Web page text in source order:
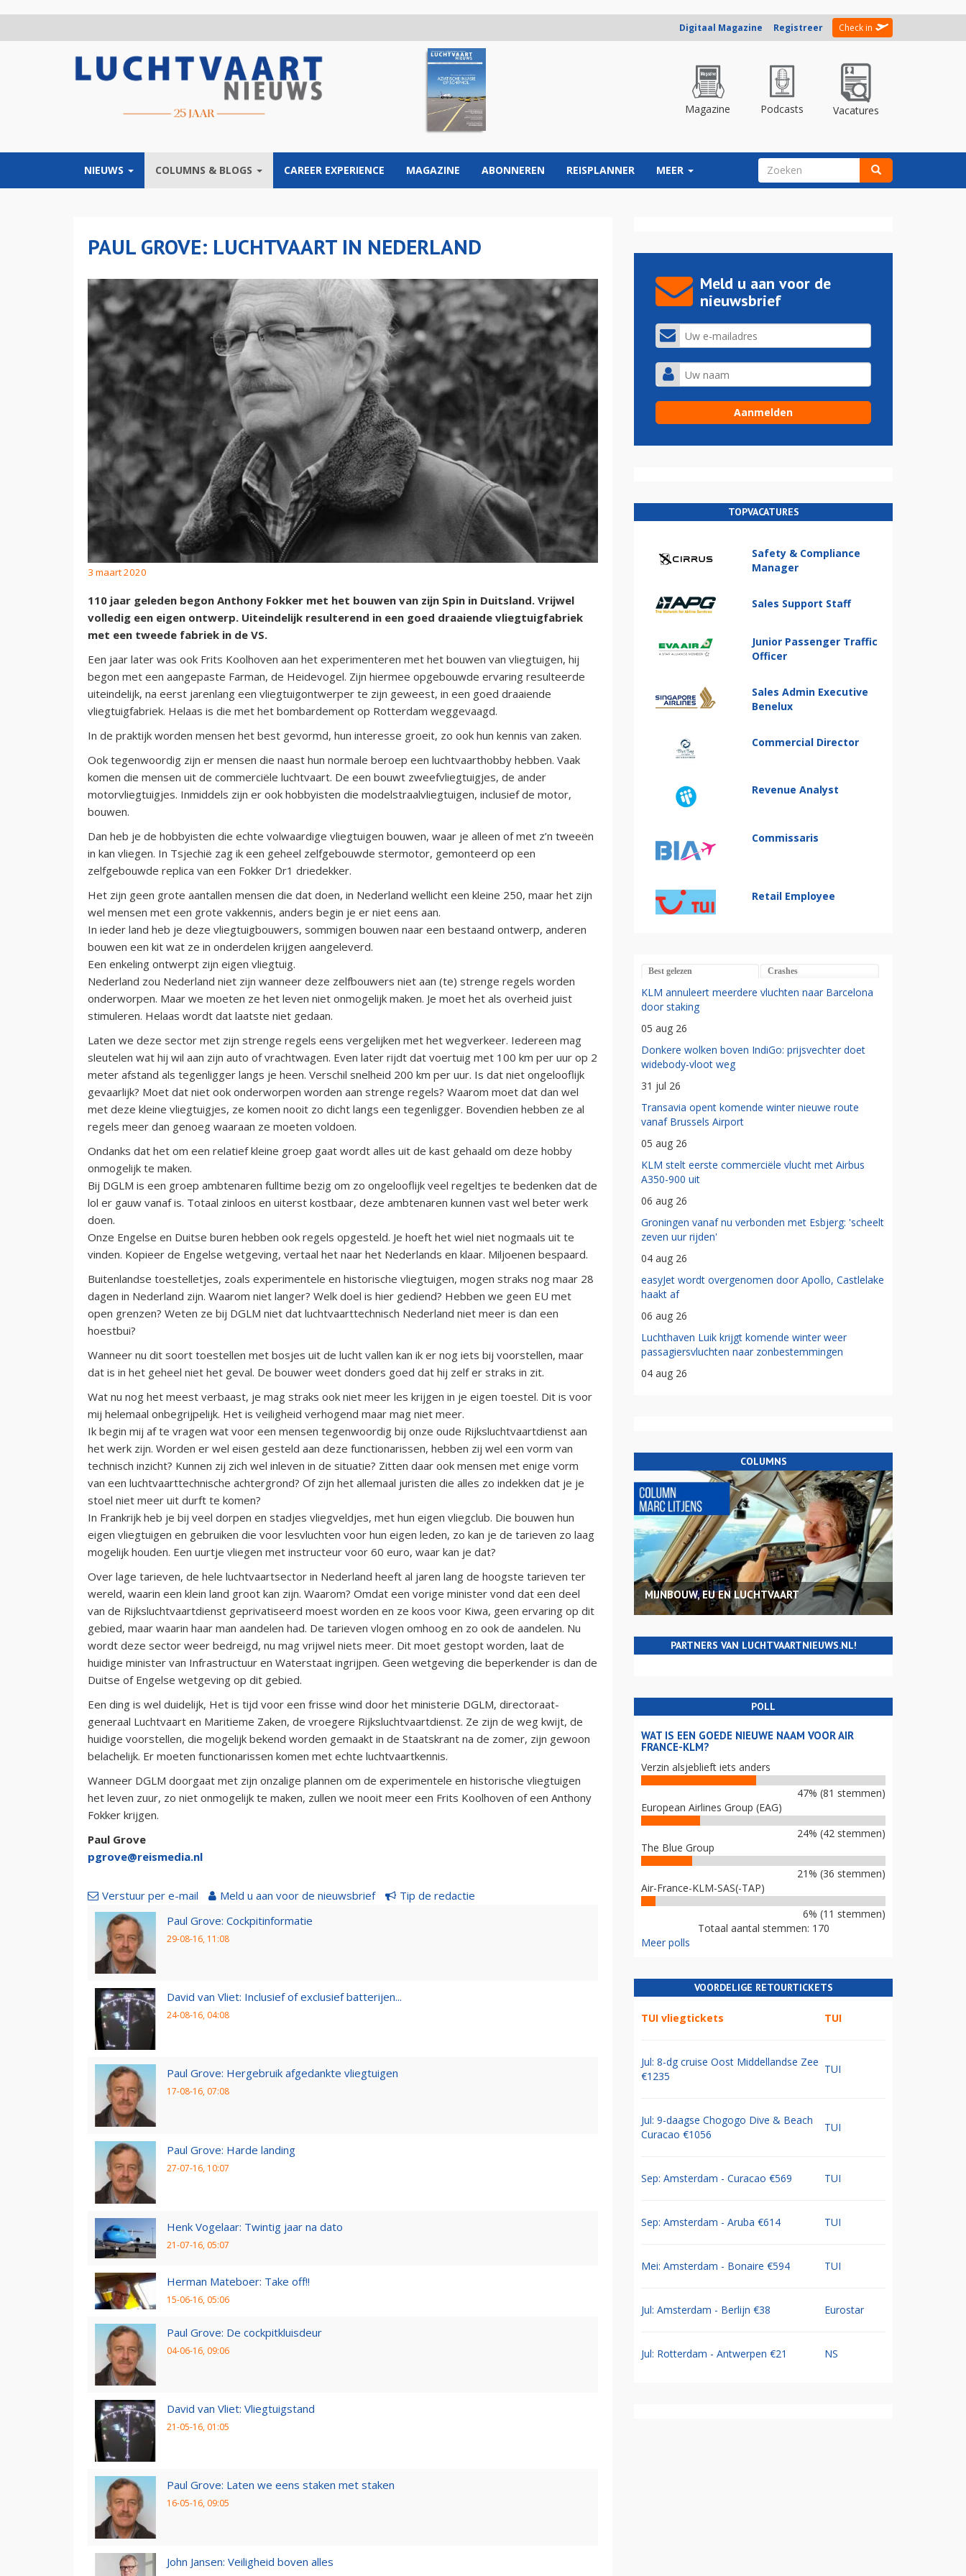
Digitaal Magazine Registreer Check in
Magazine Podcasts Vacatures
NIEUWS COLUMNS & BLOGS CAREER EXPERIENCE MAGAZINE ABONNEREN REISPLANNER MEER ZOEKVELD
PAUL GROVE: LUCHTVAART IN NEDERLAND
3 maart 2020
110 jaar geleden begon Anthony Fokker met het bouwen van zijn Spin in Duitsland. Vrijwel
volledig een eigen ontwerp. Uiteindelijk resulterend in een goed draaiende vliegtuigfabriek
met een tweede fabriek in de VS.
Een jaar later was ook Frits Koolhoven aan het experimenteren met het bouwen van vliegtuigen, hij
begon met een aangepaste Farman, de Heidevogel. Zijn hiermee opgebouwde ervaring resulteerde
uiteindelijk, na eerst jarenlang een vliegtuigontwerper te zijn geweest, in een goed draaiende
vliegtuigfabriek. Helaas is die met het bombardement op Rotterdam weggevaagd.
In de praktijk worden mensen het best gevormd, hun interesse groeit, zo ook hun kennis van zaken.
Ook tegenwoordig zijn er mensen die naast hun normale beroep een luchtvaarthobby hebben. Vaak
komen die mensen uit de commerciële luchtvaart. De een bouwt zweefvliegtuigjes, de ander
motorvliegtuigjes. Inmiddels zijn er ook hobbyisten die modelstraalvliegtuigen, inclusief de motor,
bouwen.
Dan heb je de hobbyisten die echte volwaardige vliegtuigen bouwen, waar je alleen of met z’n tweeën
in kan vliegen. In Tsjechië zag ik een geheel zelfgebouwde stermotor, gemonteerd op een
zelfgebouwde replica van een Fokker Dr1 driedekker.
Het zijn geen grote aantallen mensen die dat doen, in Nederland wellicht een kleine 250, maar het zijn
wel mensen met een grote vakkennis, anders begin je er niet eens aan.
In ieder land heb je deze vliegtuigbouwers, sommigen bouwen naar een bestaand ontwerp, anderen
bouwen een kit wat ze in onderdelen krijgen aangeleverd.
Een enkeling ontwerpt zijn eigen vliegtuig.
Nederland zou Nederland niet zijn wanneer deze zelfbouwers niet aan (te) strenge regels worden
onderworpen. Maar we moeten ze het leven niet onmogelijk maken. Je moet het als overheid juist
stimuleren. Helaas wordt dat laatste niet gedaan.
Laten we deze sector met zijn strenge regels eens vergelijken met het wegverkeer. Iedereen mag
sleutelen wat hij wil aan zijn auto of vrachtwagen. Even later rijdt dat voertuig met 100 km per uur op 2
meter afstand als tegenligger langs je heen. Verschil snelheid 200 km per uur. Is dat niet ongelooflijk
gevaarlijk? Moet dat niet ook onderworpen worden aan strenge regels? Waarom moet dat dan wel
met deze kleine vliegtuigjes, ze komen nooit zo dicht langs een tegenligger. Bovendien hebben ze al
regels meer dan genoeg waaraan ze moeten voldoen.
Ondanks dat het om een relatief kleine groep gaat wordt alles uit de kast gehaald om deze hobby
onmogelijk te maken.
Bij DGLM is een groep ambtenaren fulltime bezig om zo ongelooflijk veel regeltjes te bedenken dat de
lol er gauw vanaf is. Totaal zinloos en uiterst kostbaar, deze ambtenaren kunnen vast wel beter werk
doen.
Onze Engelse en Duitse buren hebben ook regels opgesteld. Je hoeft het wiel niet nogmaals uit te
vinden. Kopieer de Engelse wetgeving, vertaal het naar het Nederlands en klaar. Miljoenen bespaard.
Buitenlandse toestelletjes, zoals experimentele en historische vliegtuigen, mogen straks nog maar 28
dagen in Nederland zijn. Waarom niet langer? Welk doel is hier gediend? Hebben we geen EU met
open grenzen? Weten ze bij DGLM niet dat luchtvaarttechnisch Nederland niet meer is dan een
hoestbui?
Wanneer nu dit soort toestellen met bosjes uit de lucht vallen kan ik er nog iets bij voorstellen, maar
dat is in het geheel niet het geval. De bouwer weet donders goed dat hij zelf er straks in zit.
Wat nu nog het meest verbaast, je mag straks ook niet meer les krijgen in je eigen toestel. Dit is voor
mij helemaal onbegrijpelijk. Het is veiligheid verhogend maar mag niet meer.
Ik begin mij af te vragen wat voor een mensen tegenwoordig bij onze oude Rijksluchtvaartdienst aan
het werk zijn. Worden er wel eisen gesteld aan deze functionarissen, hebben zij wel een vorm van
technisch inzicht? Kunnen zij zich wel inleven in de situatie? Zitten daar ook mensen met enige vorm
van een luchtvaarttechnische achtergrond? Of zijn het allemaal juristen die alles zo indekken dat je je
stoel niet meer uit durft te komen?
In Frankrijk heb je bij veel dorpen en stadjes vliegveldjes, met hun eigen vliegclub. Die bouwen hun
eigen vliegtuigen en gebruiken die voor lesvluchten voor hun eigen leden, zo kan je de tarieven zo laag
mogelijk houden. Een uurtje vliegen met instructeur voor 60 euro, waar kan je dat?
Over lage tarieven, de hele luchtvaartsector in Nederland heeft al jaren lang de hoogste tarieven ter
wereld, waarin een klein land groot kan zijn. Waarom? Omdat een vorige minister vond dat een deel
van de Rijksluchtvaartdienst geprivatiseerd moest worden en ze koos voor Kiwa, geen ervaring op dit
gebied, maar waarin haar man aandelen had. De tarieven vlogen omhoog en zo ook de aandelen. Nu
wordt deze sector weer bedreigd, nu mag vrijwel niets meer. Dit moet gestopt worden, laat de
huidige minister van Infrastructuur en Waterstaat ingrijpen. Geen wetgeving die beperkender is dan de
Duitse of Engelse wetgeving op dit gebied.
Een ding is wel duidelijk, Het is tijd voor een frisse wind door het ministerie DGLM, directoraat-
generaal Luchtvaart en Maritieme Zaken, de vroegere Rijksluchtvaartdienst. Ze zijn de weg kwijt, de
huidige voorstellen, die mogelijk bekend worden gemaakt in de Staatskrant na de zomer, zijn gewoon
belachelijk. Er moeten functionarissen komen met echte luchtvaartkennis.
Wanneer DGLM doorgaat met zijn onzalige plannen om de experimentele en historische vliegtuigen
het leven zuur, zo niet onmogelijk te maken, zullen we nooit meer een Frits Koolhoven of een Anthony
Fokker krijgen.
Paul Grove
pgrove@reismedia.nl
Verstuur per e-mail Meld u aan voor de nieuwsbrief
Tip de redactie
Paul Grove: Cockpitinformatie
29-08-16, 11:08
David van Vliet: Inclusief of exclusief batterijen...
24-08-16, 04:08
Paul Grove: Hergebruik afgedankte vliegtuigen
17-08-16, 07:08
Paul Grove: Harde landing
27-07-16, 10:07
Henk Vogelaar: Twintig jaar na dato
21-07-16, 05:07
Herman Mateboer: Take off!!
15-06-16, 05:06
Paul Grove: De cockpitkluisdeur
04-06-16, 09:06
David van Vliet: Vliegtuigstand
21-05-16, 01:05
Paul Grove: Laten we eens staken met staken
16-05-16, 09:05
John Jansen: Veiligheid boven alles
Meld u aan voor de
nieuwsbrief
TOPVACATURES
Safety & Compliance
Manager
Sales Support Staff
Junior Passenger Traffic
Officer
Sales Admin Executive
Benelux
Commercial Director
Revenue Analyst
Commissaris
Retail Employee
Best gelezen Crashes
KLM annuleert meerdere vluchten naar Barcelona
door staking
05 aug 26
Donkere wolken boven IndiGo: prijsvechter doet
widebody-vloot weg
31 jul 26
Transavia opent komende winter nieuwe route
vanaf Brussels Airport
05 aug 26
KLM stelt eerste commerciële vlucht met Airbus
A350-900 uit
06 aug 26
Groningen vanaf nu verbonden met Esbjerg: 'scheelt
zeven uur rijden'
04 aug 26
easyJet wordt overgenomen door Apollo, Castlelake
haakt af
06 aug 26
Luchthaven Luik krijgt komende winter weer
passagiersvluchten naar zonbestemmingen
04 aug 26
COLUMNS
MIJNBOUW, EU EN LUCHTVAART
PARTNERS VAN LUCHTVAARTNIEUWS.NL!
POLL
WAT IS EEN GOEDE NIEUWE NAAM VOOR AIR
FRANCE-KLM?
Verzin alsjeblieft iets anders
47% (81 stemmen)
European Airlines Group (EAG)
24% (42 stemmen)
The Blue Group
21% (36 stemmen)
Air-France-KLM-SAS(-TAP)
6% (11 stemmen)
Totaal aantal stemmen: 170
Meer polls
VOORDELIGE RETOURTICKETS
TUI vliegtickets TUI
Jul: 8-dg cruise Oost Middellandse Zee
€1235
TUI
Jul: 9-daagse Chogogo Dive & Beach
Curacao €1056
TUI
Sep: Amsterdam - Curacao €569 TUI
Sep: Amsterdam - Aruba €614 TUI
Mei: Amsterdam - Bonaire €594 TUI
Jul: Amsterdam - Berlijn €38 Eurostar
Jul: Rotterdam - Antwerpen €21 NS